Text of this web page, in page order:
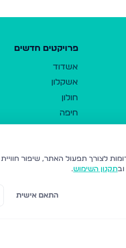
פרויקטים חדשים
אשדוד
אשקלון
חולון
חיפה
נהריה
עמנואל
ובתקנון השימוש.
התאם אישית